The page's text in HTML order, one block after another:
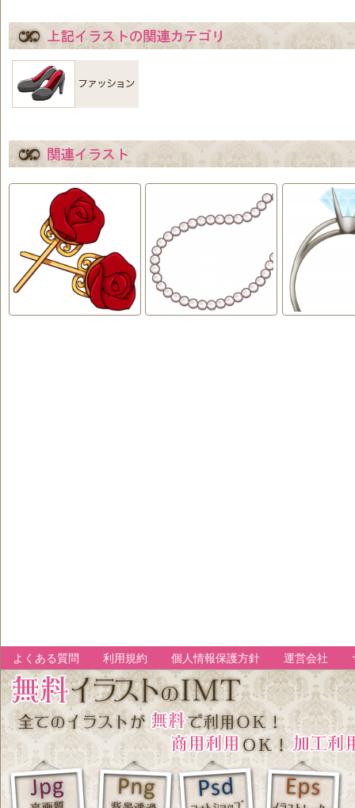
よくある質問 利用規約 個人情報保護方針 運営会社